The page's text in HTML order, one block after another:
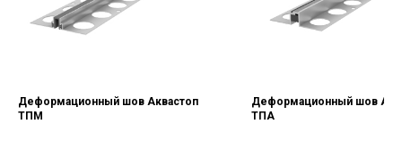
Деформационный шов Аквастоп
ТПМ
Деформационный шов
ТПА